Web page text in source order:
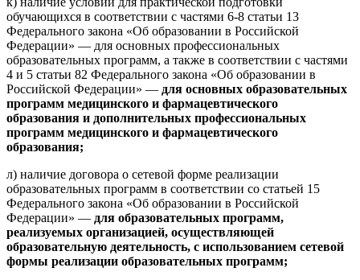
обучающихся в соответствии с частями 6-8 статьи 13
Федерального закона «Об образовании в Российской
Федерации» — для основных профессиональных
образовательных программ, а также в соответствии с частями
4 и 5 статьи 82 Федерального закона «Об образовании в
Российской Федерации» — для основных образовательных
программ медицинского и фармацевтического
образования и дополнительных профессиональных
программ медицинского и фармацевтического
образования;
л) наличие договора о сетевой форме реализации
образовательных программ в соответствии со статьей 15
Федерального закона «Об образовании в Российской
Федерации» — для образовательных программ,
реализуемых организацией, осуществляющей
образовательную деятельность, с использованием сетевой
формы реализации образовательных программ;